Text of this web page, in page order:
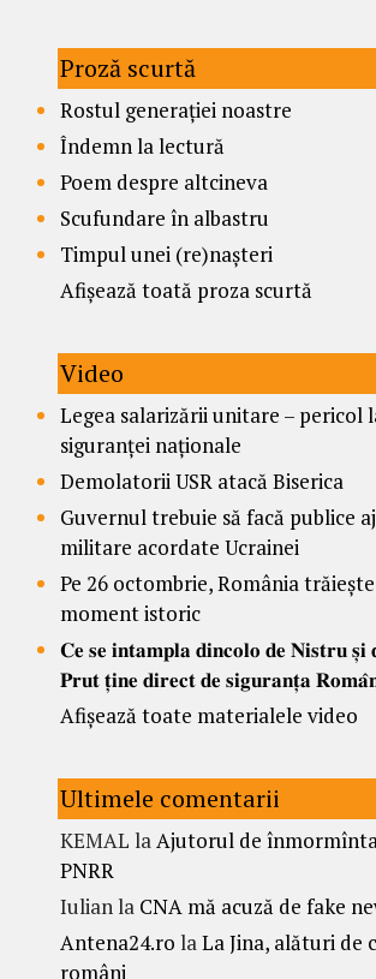
Proză scurtă
Rostul generației noastre
Îndemn la lectură
Poem despre altcineva
Scufundare în albastru
Timpul unei (re)nașteri
Afișează toată proza scurtă
Video
Legea salarizării unitare – pericol
siguranței naționale
Demolatorii USR atacă Biserica
Guvernul trebuie să facă publice
militare acordate Ucrainei
Pe 26 octombrie, România
moment istoric
𝐂𝐞 𝐬𝐞 𝐢𝐧𝐭𝐚𝐦𝐩𝐥𝐚 𝐝𝐢𝐧𝐜𝐨𝐥𝐨 𝐝𝐞 𝐍𝐢𝐬𝐭𝐫𝐮 𝐬̦𝐢
𝐏𝐫𝐮𝐭 𝐭̦𝐢𝐧𝐞 𝐝𝐢𝐫𝐞𝐜𝐭 𝐝𝐞 𝐬𝐢𝐠𝐮𝐫𝐚𝐧𝐭̦𝐚
Afișează toate materialele video
Ultimele comentarii
KEMAL laAjutorul de
PNRR
Iulianla CNA mă acuză de fake
Antena24.ro laLa Jina, alături de
români